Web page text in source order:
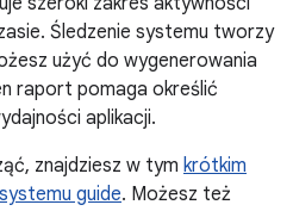
Śledzenie systemu tworzy
użyć do wygenerowania
raport pomaga określić
aplikacji.
znajdziesz w tym krótkim
guide. Możesz też